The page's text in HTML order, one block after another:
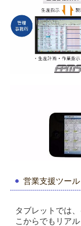
営業支援ツー
タブレットでは、
こからでもリア